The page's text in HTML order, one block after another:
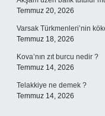
Temmuz 20, 2026
Varsak Türkmenleri’nin
Temmuz 18, 2026
Kova’nın zıt burcu nedir ?
Temmuz 14, 2026
Telakkiye ne demek ?
Temmuz 14, 2026